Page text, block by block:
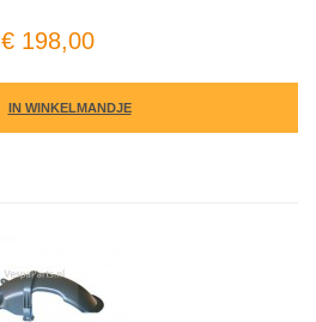
€ 198,00
IN WINKELMANDJE